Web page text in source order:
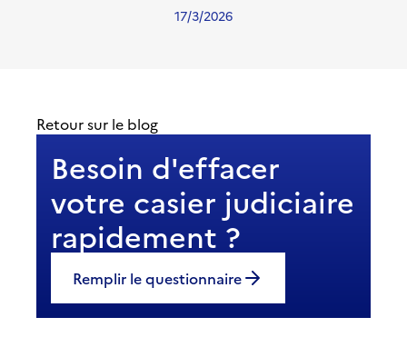
17/3/2026
Retour sur le blog
Besoin d'effacer
votre casier judiciaire
rapidement ?
Remplir le questionnaire